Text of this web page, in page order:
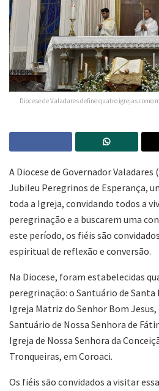
Diocese de Valadares define quatro igrejas
A Diocese de Governador Valadares
Jubileu Peregrinos de Esperança,
toda a Igreja, convidando todos a
peregrinação e a buscarem uma
este período, os fiéis são
espiritual de reflexão e conversão.
Na Diocese, foram estabelecidas
peregrinação: o Santuário de Santa
Igreja Matriz do Senhor Bom
Santuário de Nossa Senhora de
Igreja de Nossa Senhora da
Tronqueiras, em Coroaci.
Os fiéis são convidados a visitar